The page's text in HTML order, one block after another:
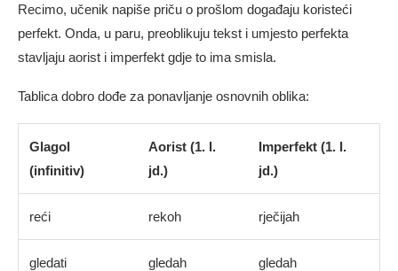
Recimo, učenik napiše priču o prošlom događaju koristeći
perfekt. Onda, u paru, preoblikuju tekst i umjesto perfekta
stavljaju aorist i imperfekt gdje to ima smisla.
Tablica dobro dođe za ponavljanje osnovnih oblika:
Glagol
(infinitiv)
Aorist (1. l.
jd.)
Imperfekt (1. l.
jd.)
reći rekoh rječijah
gledati gledah gledah